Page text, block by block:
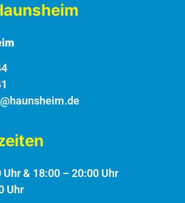
& 18:00 – 20:00 Uhr
Uhr